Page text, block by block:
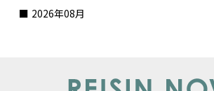
2026年08月